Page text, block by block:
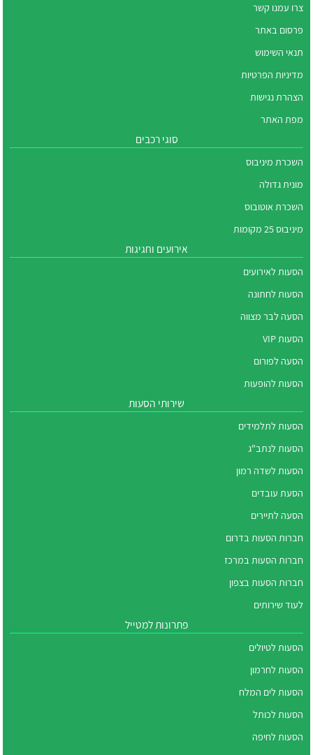
צרו עמנו קשר
פרסום באתר
תנאי השימוש
מדיניות הפרטיות
הצהרת נגישות
מפת האתר
סוגי רכבים
השכרת מיניבוס
מונית גדולה
השכרת אוטובוס
מיניבוס 25 מקומות
אירועים וחגיגות
הסעות לאירועים
הסעות לחתונה
הסעה לבר מצווה
הסעות VIP
הסעה לפורום
הסעות להופעות
שירותי הסעות
הסעות לתלמידים
הסעות לנתב"ג
הסעות לשדה רמון
הסעת עובדים
הסעה לתיירים
חברות הסעות בדרום
חברות הסעות במרכז
חברות הסעות בצפון
לעוד שירותים
פתרונות למטייל
הסעות לטיולים
הסעות לחרמון
הסעות לים המלח
הסעות לכותל
הסעות לחיפה